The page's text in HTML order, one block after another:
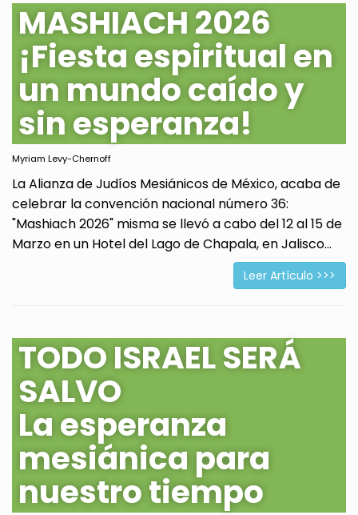
MASHIACH 2026
¡Fiesta espiritual en
un mundo caído y
sin esperanza!
Myriam Levy-Chernoff
La Alianza de Judíos Mesiánicos de México, acaba de
celebrar la convención nacional número 36:
"Mashiach 2026" misma se llevó a cabo del 12 al 15 de
Marzo en un Hotel del Lago de Chapala, en Jalisco...
Leer Artículo >>>
TODO ISRAEL SERÁ
SALVO
La esperanza
mesiánica para
nuestro tiempo